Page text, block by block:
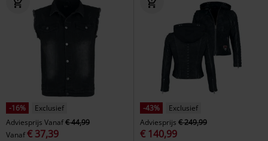
-16%
Exclusief
Adviesprijs Vanaf€ 44,99
Vanaf€ 37,39
-43%
Exclusief
Adviesprijs € 249,99
€ 140,99